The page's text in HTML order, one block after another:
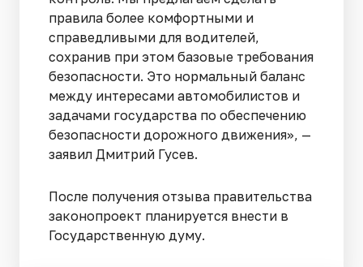
правила более комфортными и
справедливыми для водителей,
сохранив при этом базовые требования
безопасности. Это нормальный баланс
между интересами автомобилистов и
задачами государства по обеспечению
безопасности дорожного движения», —
заявил Дмитрий Гусев.
После получения отзыва правительства
законопроект планируется внести в
Государственную думу.